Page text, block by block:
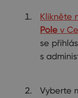
Klikněte
Pole v
se
s
Vyberte